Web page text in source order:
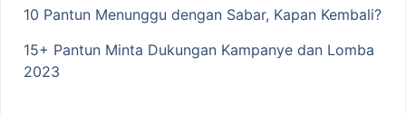
10 Pantun Menunggu dengan Sabar, Kapan Kembali?
15+ Pantun Minta Dukungan Kampanye dan Lomba
2023